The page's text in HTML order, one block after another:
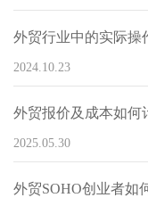
外贸行业中的实际操
2024.10.23
外贸报价及成本如何
2025.05.30
外贸SOHO创业者如